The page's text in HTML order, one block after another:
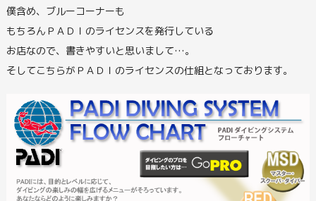
僕含め、ブルーコーナーも
もちろんＰＡＤＩのライセンスを発行している
お店なので、書きやすいと思いまして…。
そしてこちらがＰＡＤＩのライセンスの仕組となっております。